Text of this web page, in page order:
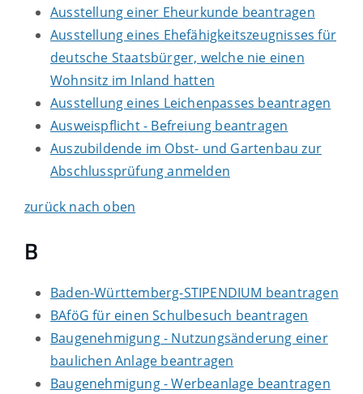
Ausstellung einer Eheurkunde beantragen
Ausstellung eines Ehefähigkeitszeugnisses für
deutsche Staatsbürger, welche nie einen
Wohnsitz im Inland hatten
Ausstellung eines Leichenpasses beantragen
Ausweispflicht - Befreiung beantragen
Auszubildende im Obst- und Gartenbau zur
Abschlussprüfung anmelden
zurück nach oben
B
Baden-Württemberg-STIPENDIUM beantragen
BAföG für einen Schulbesuch beantragen
Baugenehmigung - Nutzungsänderung einer
baulichen Anlage beantragen
Baugenehmigung - Werbeanlage beantragen